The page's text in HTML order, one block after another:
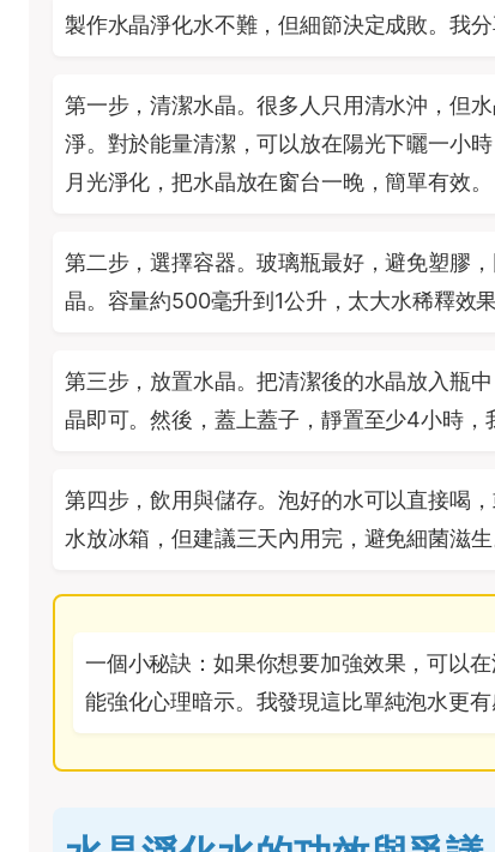
製作水晶淨化水不難，但細節決定成敗。我
第一步，清潔水晶。很多人只用清水沖，但
淨。對於能量清潔，可以放在陽光下曬一小
月光淨化，把水晶放在窗台一晚，簡單有效。
第二步，選擇容器。玻璃瓶最好，避免塑膠
晶。容量約500毫升到1公升，太大水稀釋效
第三步，放置水晶。把清潔後的水晶放入瓶
晶即可。然後，蓋上蓋子，靜置至少4小時
第四步，飲用與儲存。泡好的水可以直接喝
水放冰箱，但建議三天內用完，避免細菌滋
一個小秘訣：如果你想要加強效果，可以
能強化心理暗示。我發現這比單純泡水更有